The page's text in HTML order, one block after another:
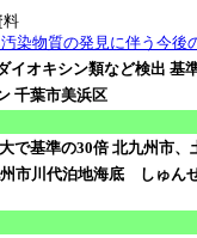
汚染物質の発見に伴う今後
イオキシン類など検出 基
千葉市美浜区
で基準の30倍 北九州市、
市川代泊地海底 しゅん